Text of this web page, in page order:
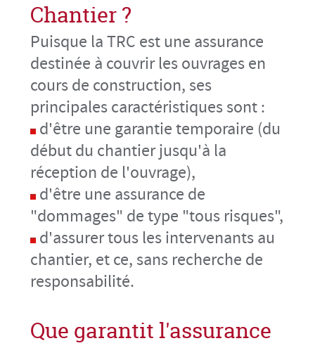
Chantier ?
Puisque la TRC est une assurance
destinée à couvrir les ouvrages en
cours de construction, ses
principales caractéristiques sont :
d'être une garantie temporaire (du
début du chantier jusqu'à la
réception de l'ouvrage),
d'être une assurance de
"dommages" de type "tous risques",
d'assurer tous les intervenants au
chantier, et ce, sans recherche de
responsabilité.
Que garantit l'assurance